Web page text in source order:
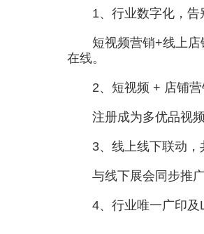
1、行业数字化，告
短视频营销+线上店铺
在线。
2、短视频 + 店铺营
注册成为多优品视频
3、线上线下联动，
与线下展会同步推广
4、行业唯一广印及